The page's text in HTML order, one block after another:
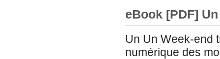
eBook [PDF]
Un Un Week-end
numérique des